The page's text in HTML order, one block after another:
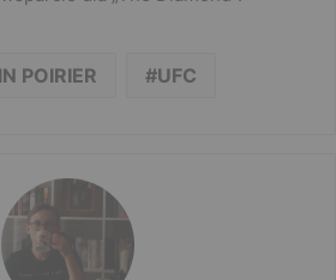
POIRIER UFC